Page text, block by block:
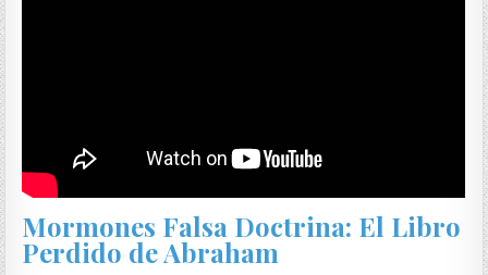
Mormones Falsa Doctrina: El Libro
Perdido de Abraham